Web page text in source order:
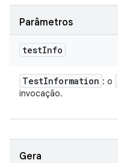
Parâmetros
testInfo
TestInformation : o
invocação.
Gera